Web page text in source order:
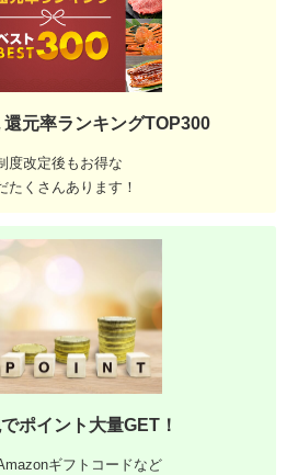
元率ランキングTOP300
度改定後もお得な
たくさんあります！
ポイント大量GET！
ギフトコードなど